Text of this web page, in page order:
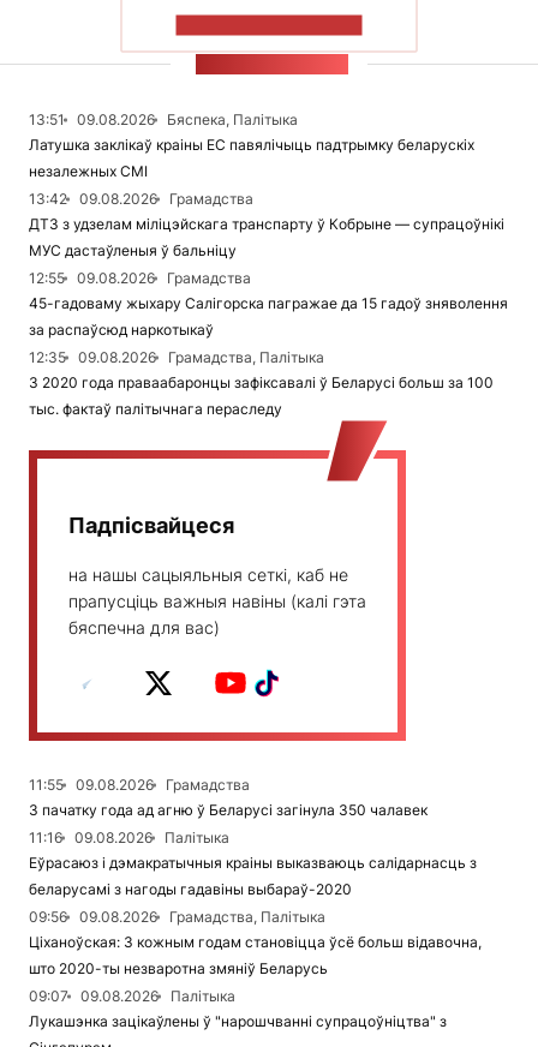
13:51 09.08.2026
Бяспека, Палітыка
Латушка заклікаў краіны ЕС павялічыць падтрымку беларускіх
незалежных СМІ
13:42
09.08.2026
Грамадства
ДТЗ з удзелам міліцэйскага транспарту ў Кобрыне — супрацоўнікі
МУС дастаўленыя ў бальніцу
12:55
09.08.2026
Грамадства
45-гадоваму жыхару Салігорска пагражае да 15 гадоў зняволення
за распаўсюд наркотыкаў
12:35
09.08.2026
Грамадства, Палітыка
З 2020 года праваабаронцы зафіксавалі ў Беларусі больш за 100
тыс. фактаў палітычнага пераследу
Падпісвайцеся
на нашы сацыяльныя сеткі, каб не
прапусціць важныя навіны (калі гэта
бяспечна для вас)
11:55 09.08.2026
Грамадства
З пачатку года ад агню ў Беларусі загінула 350 чалавек
11:16
09.08.2026
Палітыка
Еўрасаюз і дэмакратычныя краіны выказваюць салідарнасць з
беларусамі з нагоды гадавіны выбараў-2020
09:56
09.08.2026
Грамадства, Палітыка
Ціханоўская: З кожным годам становіцца ўсё больш відавочна,
што 2020-ты незваротна змяніў Беларусь
09:07
09.08.2026
Палітыка
Лукашэнка зацікаўлены ў "нарошчванні супрацоўніцтва" з